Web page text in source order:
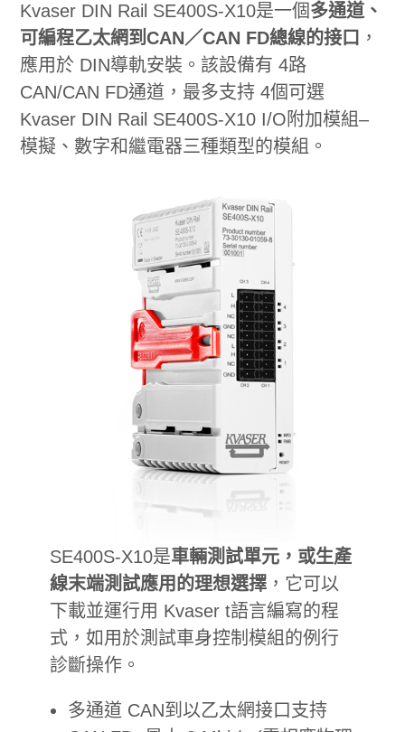
Kvaser DIN Rail SE400S-X10是一個多通道、
可編程乙太網到CAN／CAN FD總線的接口 ，
應用於 DIN導軌安裝。該設備有 4路
CAN/CAN FD通道，最多支持 4個可選
Kvaser DIN Rail SE400S-X10 I/O附加模組–
模擬、數字和繼電器三種類型的模組。
SE400S-X10是車輛測試單元，或生產
線末端測試應用的理想選擇，它可以
下載並運行用 Kvaser t語言編寫的程
式，如用於測試車身控制模組的例行
診斷操作。
多通道 CAN到以乙太網接口支持